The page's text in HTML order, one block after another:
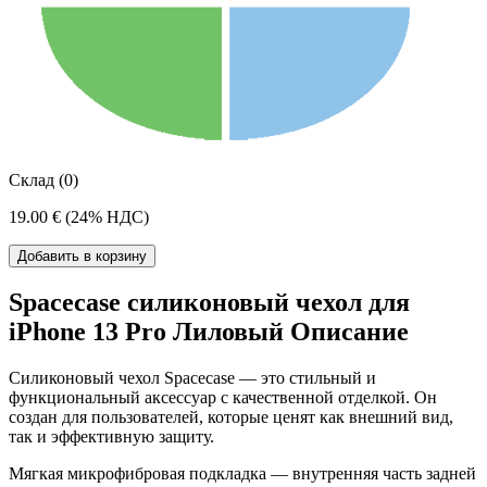
Склад (0)
19.00 € (24% НДС)
Добавить в корзину
Spacecase силиконовый чехол для
iPhone 13 Pro Лиловый Описание
Силиконовый чехол Spacecase — это стильный и
функциональный аксессуар с качественной отделкой. Он
создан для пользователей, которые ценят как внешний вид,
так и эффективную защиту.
Мягкая микрофибровая подкладка — внутренняя часть задней